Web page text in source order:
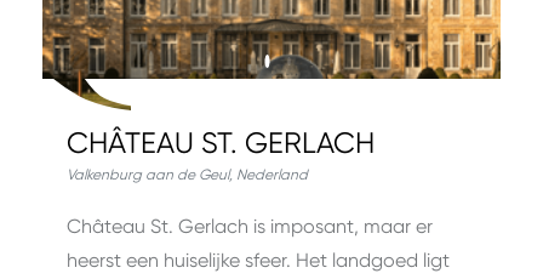
CHÂTEAU ST. GERLACH
Valkenburg aan de Geul, Nederland
Château St. Gerlach is imposant, maar er
heerst een huiselijke sfeer. Het landgoed ligt